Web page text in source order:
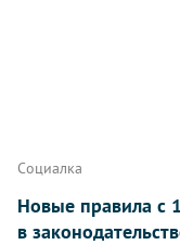
Социалка
Новые правила с
в